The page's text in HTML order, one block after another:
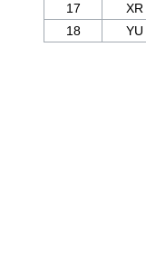
17
XR
18
YU